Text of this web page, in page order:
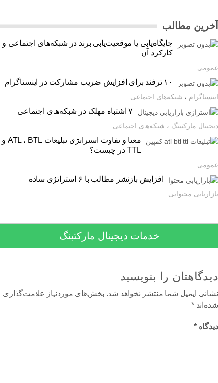
مطالب
جایگاه‌یابی یا موقعیت‌یابی برند در شبکه‌های اجتماعی و
کارکرد آن
۱۰ ترفند برای افزایش ضریب مشارکت در اینستاگرام
،شبکه‌های اجتماعی
مارکتینگ،شبکه‌های اجتماعی
معنا و تفاوت استراتژی تبلیغات ATL ، BTL و
TTL در چیست؟
افزایش بازنشر مطالب با ۶ استراتژی ساده
محتوایی
خدمات دیجیتال مارکتینگ
را بنویسید
ایمیل شما منتشر نخواهد شد. بخش‌های موردنیاز علامت‌گذاری
*
*